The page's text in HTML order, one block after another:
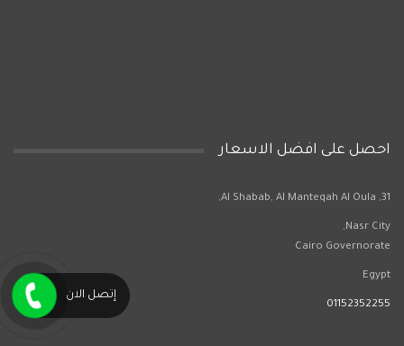
احصل على افضل الاسعار
31, Al Shabab, Al Manteqah Al Oula,
Nasr City,
Cairo Governorate
Egypt
01152352255
إتصل الان